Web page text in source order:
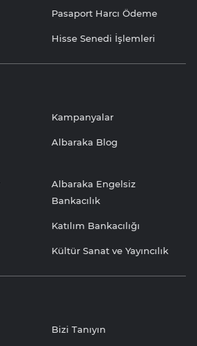
Pasaport Harcı Ödeme
Hisse Senedi İşlemleri
Kampanyalar
Albaraka Blog
Albaraka Engelsiz
Bankacılık
Katılım Bankacılığı
Kültür Sanat ve Yayıncılık
Bizi Tanıyın